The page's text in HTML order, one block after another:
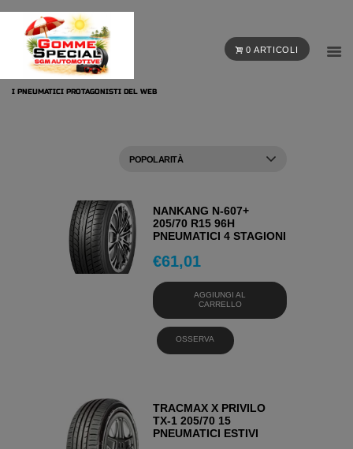
0 ARTICOLI
I PNEUMATICI PROTAGONISTI DEL WEB
NANKANG N-607+
205/70 R15 96H
PNEUMATICI 4 STAGIONI
€61,01
AGGIUNGI AL
CARRELLO
OSSERVA
TRACMAX X PRIVILO
TX-1 205/70 15
PNEUMATICI ESTIVI